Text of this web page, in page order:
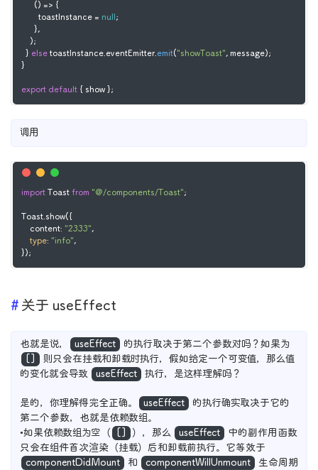
() => {
        toastInstance =
null ;
  }
else toastInstance.eventEmitter.emit("showToast", message);
}
export default { show };
调用
import Toast from "@/components/Toast";
Toast.show({
    content:
"2333",
type: "info",
});
关于 useEffect
也就是说， useEffect
的执行取决于第二个参数对吗？如果为
[]
则只会在挂载和卸载时执行，假如给定一个可变值，那么值
的变化就会导致
useEffect 执行，是这样理解吗？
是的，你理解得完全正确。 useEffect
的执行确实取决于它的
第二个参数，也就是依赖数组。
•如果依赖数组为空（
[] ），那么 useEffect
中的副作用函数
只会在组件首次渲染（挂载）后和卸载前执行。它等效于
componentDidMount
和 componentWillUnmount
生命周期